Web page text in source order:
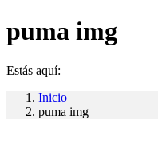
puma img
Estás aquí:
Inicio
puma img